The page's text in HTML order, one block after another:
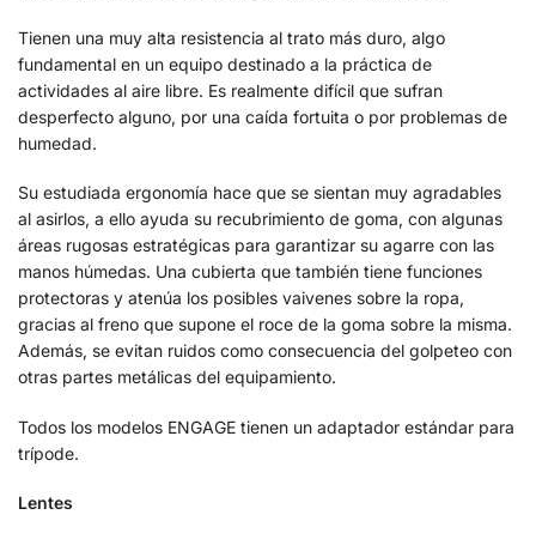
Tienen una muy alta resistencia al trato más duro, algo
fundamental en un equipo destinado a la práctica de
actividades al aire libre. Es realmente difícil que sufran
desperfecto alguno, por una caída fortuita o por problemas de
humedad.
Su estudiada ergonomía hace que se sientan muy agradables
al asirlos, a ello ayuda su recubrimiento de goma, con algunas
áreas rugosas estratégicas para garantizar su agarre con las
manos húmedas. Una cubierta que también tiene funciones
protectoras y atenúa los posibles vaivenes sobre la ropa,
gracias al freno que supone el roce de la goma sobre la misma.
Además, se evitan ruidos como consecuencia del golpeteo con
otras partes metálicas del equipamiento.
Todos los modelos ENGAGE tienen un adaptador estándar para
trípode.
Lentes